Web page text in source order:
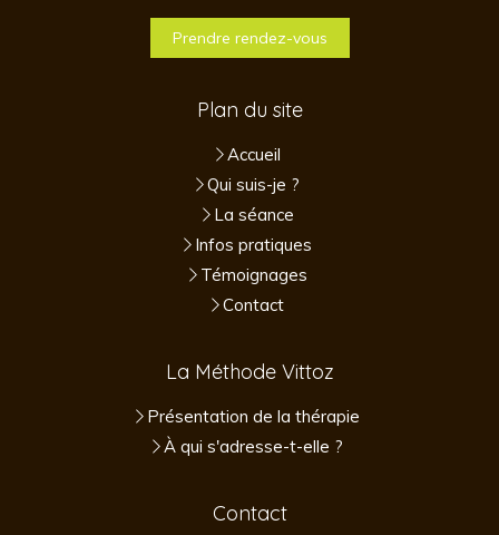
Prendre rendez-vous
Plan du site
Accueil
Qui suis-je ?
La séance
Infos pratiques
Témoignages
Contact
La Méthode Vittoz
Présentation de la thérapie
À qui s'adresse-t-elle ?
Contact